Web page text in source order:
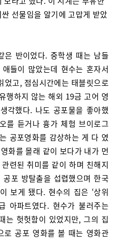
선물임을 알기에 고맙게 받았
은 반이었다. 중학생 때는 남들
들이 많았는데 현수는 혼자서
었고, 점심시간에는 태블릿으로
행하지 않는 해외 19금 고어 영
각했다. 나도 공포물을 좋아했
를 듣거나 흉가 체험 브이로그
공포영화를 감상하는 게 다 였
화를 몰래 같이 보다가 내가 먼
련된 취미를 같이 하며 친해지
포 방탈출을 섭렵했으며 한국
보게 됐다. 현수의 집은 ‘상위
아파트였다. 현수가 불러주는
는 헛헛함이 있었지만, 그의 집
로 공포 영화를 볼 때는 영화관